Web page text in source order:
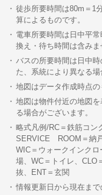
徒歩所要時間は80m＝1
算によるものです。
電車所要時間は日中平
換え・待ち時間は含みま
バスの所要時間は日中
た、系統により異なる場
地図はデータ作成時点
地図は物件付近の地図
る場合がございます。
略式凡例/RC＝鉄筋コン
SERVICE ROOM＝納
WIC＝ウォークインク
場、WC＝トイレ、CLO
抜、ENT＝玄関
情報更新日から現在ま